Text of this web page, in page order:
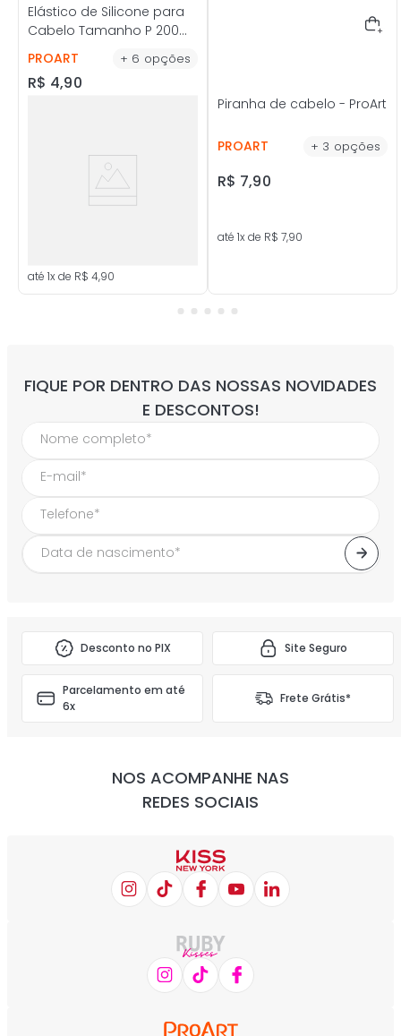
Elástico de Silicone para
Cabelo Tamanho P 200
PROART + 6 opções
R$ 4,90
até 1x de R$ 4,90
Piranha de cabelo - ProArt
PROART + 3 opções
R$ 7,90
até 1x de R$ 7,90
FIQUE POR DENTRO DAS NOSSAS NOVIDADES
E DESCONTOS!
Desconto no PIX Site Seguro
Parcelamento em até
6x
Frete Grátis*
NOS ACOMPANHE NAS
REDES SOCIAIS